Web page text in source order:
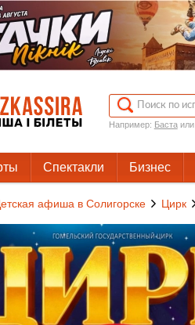
Например: Бастаили
Спектакли Бизнес
афиша в Солигорске Цирк